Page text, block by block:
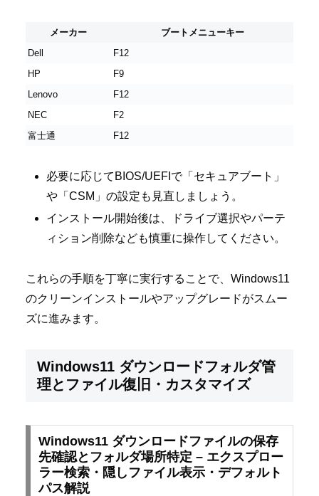
メーカー
ブートメニューキー
Dell
F12
HP
F9
Lenovo
F12
NEC
F2
富士通
F12
必要に応じてBIOS/UEFIで「セキュアブート」
や「CSM」の設定も見直しましょう。
インストール開始後は、ドライブ選択やパーテ
ィション削除なども慎重に操作してください。
これらの手順を丁寧に実行することで、Windows11
のクリーンインストールやアップグレードがスムー
ズに進みます。
Windows11 ダウンロードフォルダ管
理とファイル復旧・カスタマイズ
Windows11 ダウンロードファイルの保存
先確認とフォルダ場所特定 – エクスプロー
ラー検索・隠しファイル表示・デフォルト
パス解説